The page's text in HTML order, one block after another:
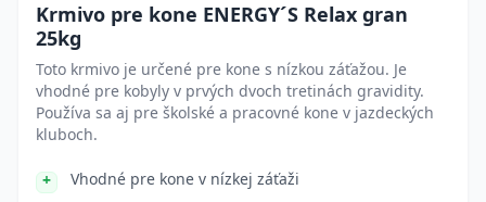
Krmivo pre kone ENERGY´S Relax gran
25kg
Toto krmivo je určené pre kone s nízkou záťažou. Je
vhodné pre kobyly v prvých dvoch tretinách gravidity.
Používa sa aj pre školské a pracovné kone v jazdeckých
kluboch.
Vhodné pre kone v nízkej záťaži